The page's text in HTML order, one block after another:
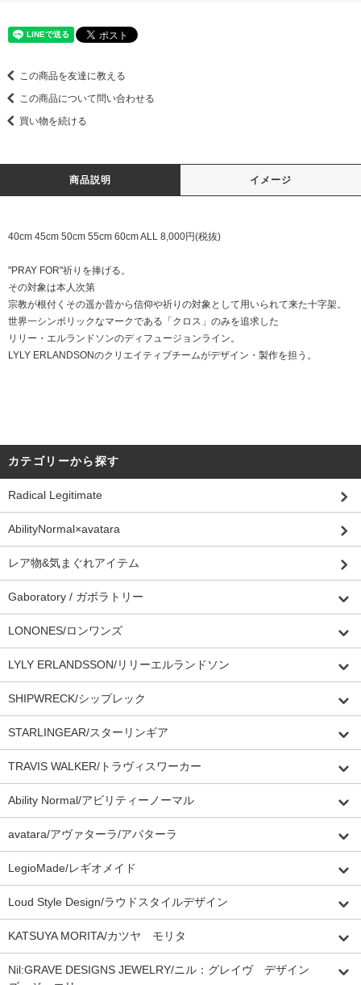
この商品を友達に教える
この商品について問い合わせる
買い物を続ける
商品説明 イメージ
40cm 45cm 50cm 55cm 60cm ALL 8,000円(税抜)
"PRAY FOR"祈りを捧げる。
その対象は本人次第
宗教が根付くその遥か昔から信仰や祈りの対象として用いられて来た十字架。
世界一シンボリックなマークである「クロス」のみを追求した
リリー・エルランドソンのディフュージョンライン。
LYLY ERLANDSONのクリエイティブチームがデザイン・製作を担う。
カテゴリーから探す
Radical Legitimate
AbilityNormal×avatara
レア物&気まぐれアイテム
Gaboratory / ガボラトリー
LONONES/ロンワンズ
LYLY ERLANDSSON/リリーエルランドソン
SHIPWRECK/シップレック
STARLINGEAR/スターリンギア
TRAVIS WALKER/トラヴィスワーカー
Ability Normal/アビリティーノーマル
avatara/アヴァターラ/アバターラ
LegioMade/レギオメイド
Loud Style Design/ラウドスタイルデザイン
KATSUYA MORITA/カツヤ モリタ
Nil:GRAVE DESIGNS JEWELRY/ニル：グレイヴ デザイン